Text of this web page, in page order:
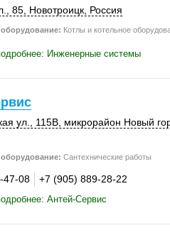
85, Новотроицк, Россия
Котлы и котельное
Инженерные системы
ул. 115В, микрорайон Новый
Сантехнические работы
47-08 +7 (905) 889-28-22
Антей-Сервис